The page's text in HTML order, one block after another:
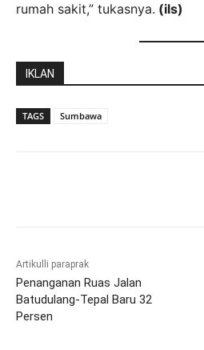
rumah sakit,” tukasnya. (ils)
IKLAN
TAGS Sumbawa
Artikulli paraprak
Penanganan Ruas Jalan
Batudulang-Tepal Baru 32
Persen